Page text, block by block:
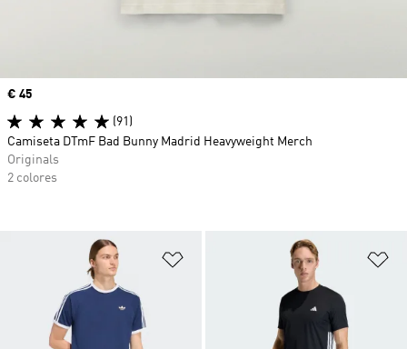
Añadir a la lista de deseos
Precio
€ 45
(91)
Camiseta DTmF Bad Bunny Madrid Heavyweight Merch
Originals
2 colores